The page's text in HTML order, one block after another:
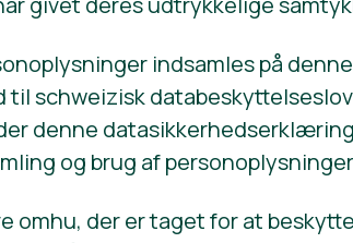
indsamles på
til schweizisk
denne
og brug af
omhu, der er taget for at